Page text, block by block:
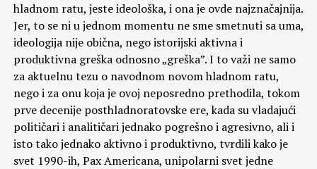
hladnom ratu, jeste ideološka, i ona je ovde najznačajnija.
Jer, to se ni u jednom momentu ne sme smetnuti sa uma,
ideologija nije obična, nego istorijski aktivna i
produktivna greška odnosno „greška”. I to važi ne samo
za aktuelnu tezu o navodnom novom hladnom ratu,
nego i za onu koja je ovoj neposredno prethodila, tokom
prve decenije posthladnoratovske ere, kada su vladajući
političari i analitičari jednako pogrešno i agresivno, ali i
isto tako jednako aktivno i produktivno, tvrdili kako je
svet 1990-ih, Pax Americana, unipolarni svet jedne